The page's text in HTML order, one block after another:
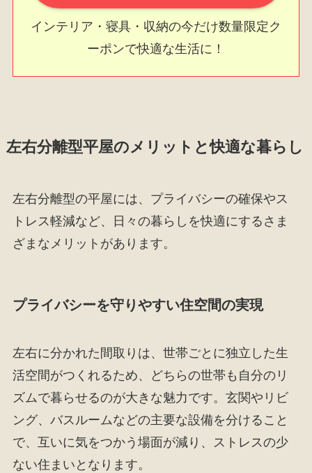
インテリア・寝具・収納の今だけ数量限定ク
ーポンで快適な生活に！
左右分離型平屋のメリットと快適な暮らし
左右分離型の平屋には、プライバシーの確保やス
トレス軽減など、日々の暮らしを快適にするさま
ざまなメリットがあります。
プライバシーを守りやすい住空間の実現
左右に分かれた間取りは、世帯ごとに独立した生
活空間がつくれるため、どちらの世帯も自分のリ
ズムで暮らせるのが大きな魅力です。玄関やリビ
ング、バスルームなどの主要な設備を分けること
で、互いに気をつかう場面が減り、ストレスの少
ない住まいとなります。